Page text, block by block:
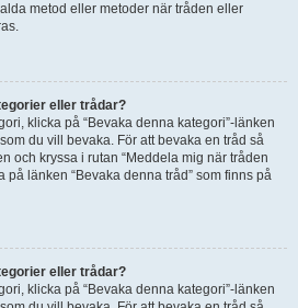
metod eller metoder när tråden eller
eller trådar?
klicka på “Bevaka denna kategori”-länken
du vill bevaka. För att bevaka en tråd så
och kryssa i rutan “Meddela mig när tråden
på länken “Bevaka denna tråd” som finns på
eller trådar?
klicka på “Bevaka denna kategori”-länken